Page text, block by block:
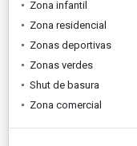
Zona infantil
Zona residencial
Zonas deportivas
Zonas verdes
Shut de basura
Zona comercial